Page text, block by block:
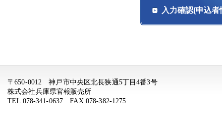
〒650-0012 神戸市中央区北長狭通5丁目4番3号
株式会社兵庫県官報販売所
TEL 078-341-0637 FAX 078-382-1275